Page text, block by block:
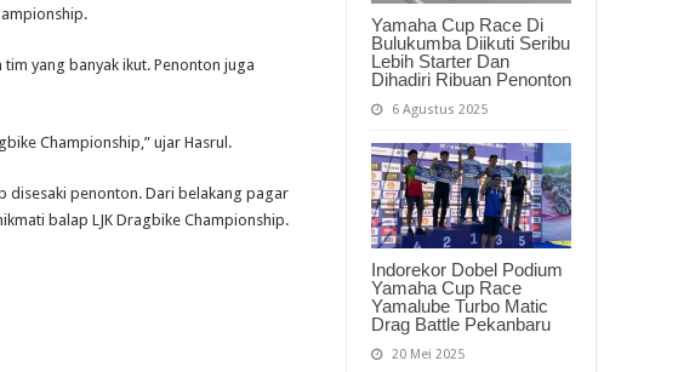
Yamaha Cup Race Di
Bulukumba Diikuti Seribu
Lebih Starter Dan
Dihadiri Ribuan Penonton
6 Agustus 2025
Indorekor Dobel Podium
Yamaha Cup Race
Yamalube Turbo Matic
Drag Battle Pekanbaru
20 Mei 2025
yang banyak ikut. Penonton juga
Championship,” ujar Hasrul.
disesaki penonton. Dari belakang pagar
balap LJK Dragbike Championship.